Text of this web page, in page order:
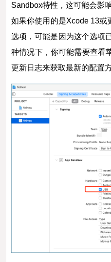
Sandbox特性，这可能会影
如果你使用的是Xcode 13或
选项，可能是因为这个选项
种情况下，你可能需要查看
更新日志来获取最新的配置方